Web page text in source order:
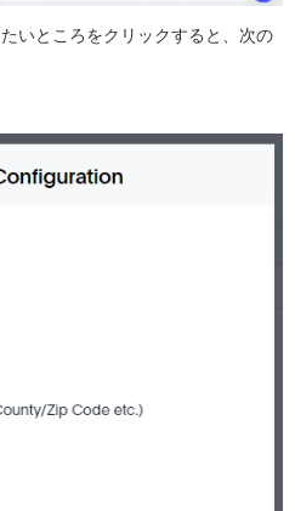
いところをクリックすると、次の